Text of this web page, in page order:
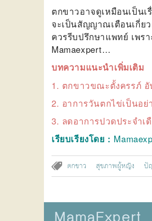
ตกขาวอาจดูเหมือนเป็น
จะเป็นสัญญาณเตือนเกี่ย
ควรรีบปรึกษาแพทย์ เพร
Mamaexpert…
บทความแนะนำเพิ่มเติม
1. ตกขาวขณะตั้งครรภ์ อั
2. อาการวันตกไข่เป็นอย่
3. ลดอาการปวดประจำเ
เรียบเรียงโดย :
ตกขาว สุขภาพผู้หญิง ปั